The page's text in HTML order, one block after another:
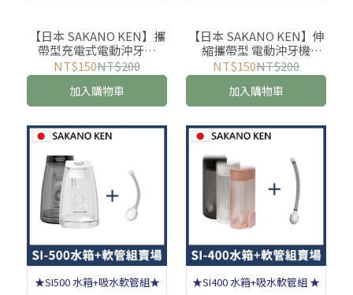
【日本 SAKANO KEN】攜
帶型充電式電動沖牙機
SI500 吸水軟管(沖牙機/洗
牙器/潔牙機/噴牙機/耗材)
NT$150NT$200
加入購物車
【日本 SAKANO KEN】伸
縮攜帶型 電動沖牙機
SI400 吸水軟管(沖牙機/洗
牙器/潔牙機/噴牙機/耗材)
NT$150NT$200
加入購物車
★SI500 水箱+吸水軟管組★ ★SI400 水箱+吸水軟管組 ★